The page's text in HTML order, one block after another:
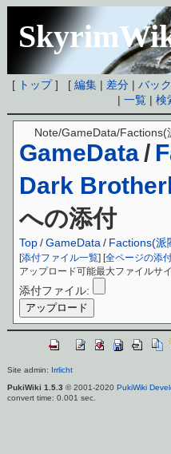
[ トップ] [編集 | 差分 |バッ
|一覧 |検
GameData /
Dark
への添付
Note/GameData/
Top /GameData / Factions(派
[添付ファイル一覧] [全ページの添
アップロード可能最大ファイルサ
添付ファイル:
Site admin: Irrlicht
PukiWiki 1.5.3 © 2001-2020 PukiWiki
convert time: 0.001 sec.